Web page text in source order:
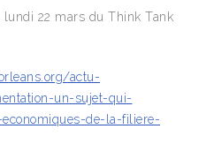
lundi 22 mars du Think Tank
actu-
un-sujet-qui-
de-la-filiere-